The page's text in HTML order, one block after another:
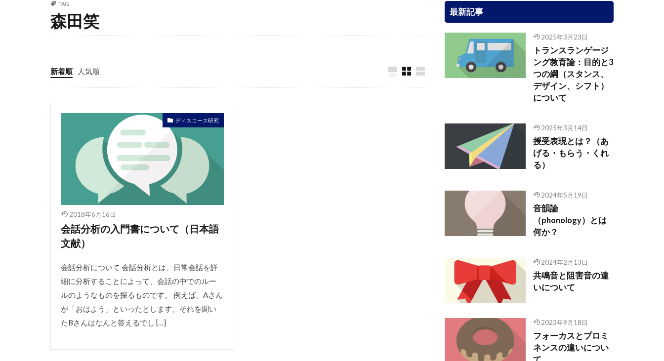
TAG
森田笑
新着順 人気順
ディスコース研究
2018年6月16日
会話分析の入門書について（日本語
文献）
会話分析について 会話分析とは、日常会話を詳
細に分析することによって、会話の中でのルー
ルのようなものを探るものです。 例えば、Aさん
が「おはよう」といったとします。それを聞い
たBさんはなんと答えるでし […]
最新記事
2025年3月23日
トランスランゲージ
ング教育論：目的と3
つの綱（スタンス、
デザイン、シフト）
について
2025年3月14日
授受表現とは？（あ
げる・もらう・くれ
る）
2024年5月19日
音韻論
（phonology）とは
何か？
2024年2月13日
共鳴音と阻害音の違
いについて
2023年9月18日
フォーカスとプロミ
ネンスの違いについ